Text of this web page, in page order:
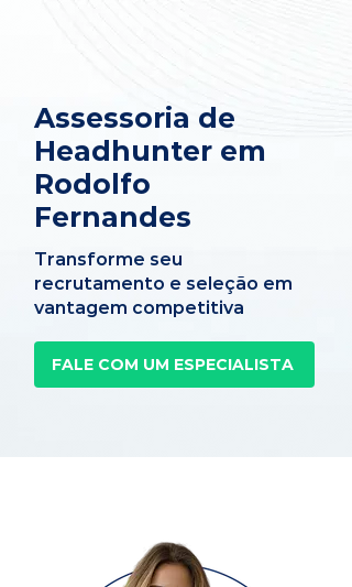
Assessoria de
Headhunter em
Rodolfo
Fernandes
Transforme seu
recrutamento e seleção em
vantagem competitiva
FALE COM UM ESPECIALISTA